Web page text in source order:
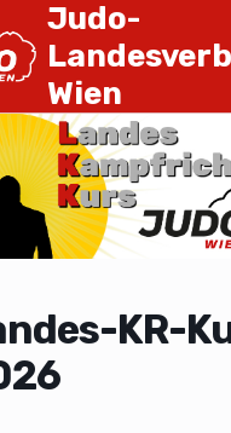
Judo-
Wien
KR-